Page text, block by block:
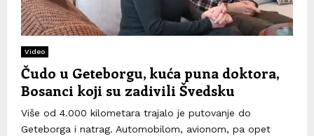
Video
Čudo u Geteborgu, kuća puna doktora,
Bosanci koji su zadivili Švedsku
Više od 4.000 kilometara trajalo je putovanje do
Geteborga i natrag. Automobilom, avionom, pa opet